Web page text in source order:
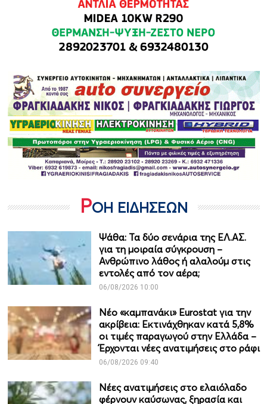
ΡΟΗ ΕΙΔΗΣΕΩΝ
Ψάθα: Τα δύο σενάρια της ΕΛ.ΑΣ.
για τη μοιραία σύγκρουση –
Ανθρώπινο λάθος ή αλαλούμ στις
εντολές από τον αέρα;
06/08/2026 10:00
Νέο «καμπανάκι» Eurostat για την
ακρίβεια: Εκτινάχθηκαν κατά 5,8%
οι τιμές παραγωγού στην Ελλάδα –
Έρχονται νέες ανατιμήσεις στο ράφι
06/08/2026 09:40
Νέες ανατιμήσεις στο ελαιόλαδο
φέρνουν καύσωνας, ξηρασία και